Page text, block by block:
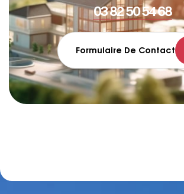
03 82 50 54 68
Formulaire De Contact